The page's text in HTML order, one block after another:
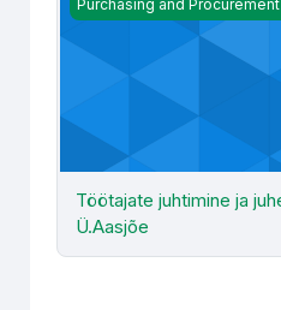
Purchasing and
Töötajate juhtimine ja
Ü.Aasjõe